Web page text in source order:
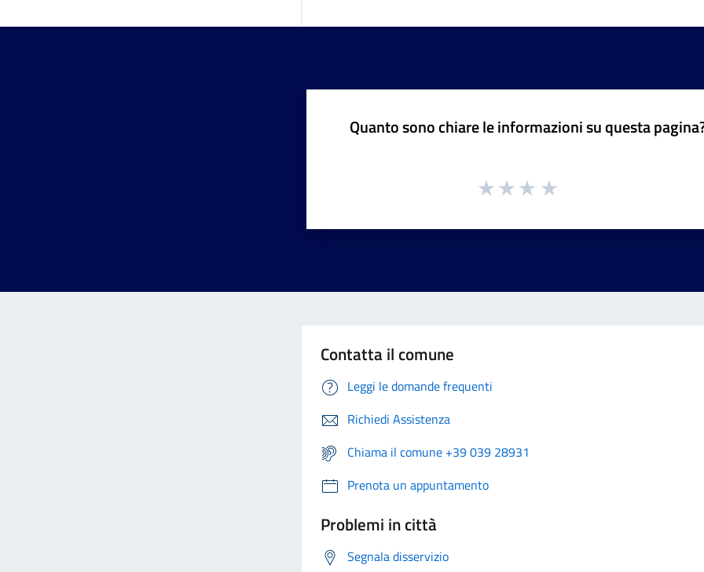
Quanto sono chiare le informazioni su questa
Contatta il comune
Leggi le domande frequenti
Richiedi Assistenza
Chiama il comune +39 039 28931
Prenota un appuntamento
Problemi in città
Segnala disservizio